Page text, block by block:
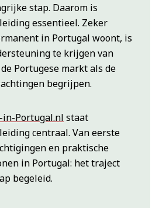
stap. Daarom is
essentieel. Zeker
in Portugal woont, is
te krijgen van
Portugese markt als de
begrijpen.
in-Portugal.nl staat
centraal. Van eerste
en praktische
in Portugal: het traject
begeleid.